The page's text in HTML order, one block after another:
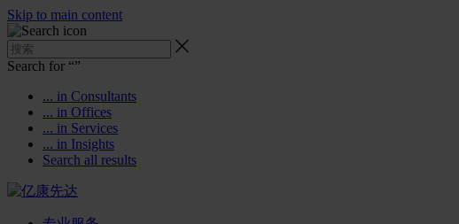
Skip to main content
Search for “”
... in Consultants
... in Offices
... in Services
... in Insights
Search all results